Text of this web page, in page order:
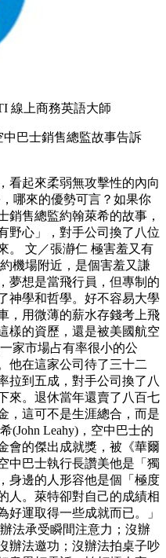
線上商務英語大師
巴士銷售總監故事告訴
看起來柔弱無攻擊性的內向
哪來的優勢可言？如果你
銷售總監約翰萊希的故事，
野心」，對手公司換了八位
。 文／張瀞仁 極害羞又有
機場附近，是個害羞又謙
夢想是當飛行員，但專制的
神學和哲學。好不容易大學
，用微薄的薪水存錢考上飛
樣的資歷，還是被美國航空
家市場占有率很小的公
他在這家公司待了三十二
拉到五成，對手公司換了八
來。退休當年還賣了八百七
，這可不是生涯總合，而是
(John Leahy)，空中巴士的
會的傑出成就獎，被《華爾
中巴士執行長讚美他是「獨
身邊的人形容他是個「極度
人。萊特卻對自己的成績相
好運取得一些成就而已。」
法承受瞬間注意力；沒辦
辦法邀功；沒辦法拍桌子吵